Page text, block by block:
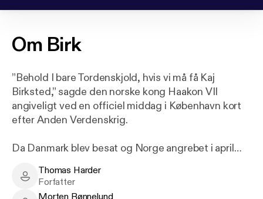
Om Birk
”Behold I bare Tordenskjold, hvis vi må få Kaj
Birksted,” sagde den norske kong Haakon VII
angiveligt ved en officiel middag i København kort
efter Anden Verdenskrig.
Da Danmark blev besat og Norge angrebet i april
Birksted (1915-1996) til Norge for at kæmpe mod
tyskerne.
Thomas Harder - Author
Thomas Harder
Forfatter
Morten Rønnelund